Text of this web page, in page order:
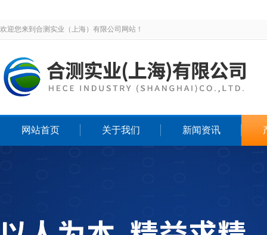
欢迎您来到合测实业（上海）有限公司网站！
网站首页 关于我们 新闻资讯